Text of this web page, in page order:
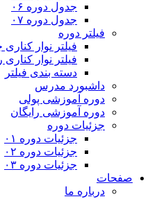
جدول دوره ۰۶
جدول دوره ۰۷
فیلتر دوره
فیلتر نوار کناری چپ
فیلتر نوار کناری راست
دسته بندی فیلتر
داشبورد مدرس
دوره آموزشی پولی
دوره آموزشی رایگان
جزئیات دوره
جزئیات دوره ۰۱
جزئیات دوره ۰۲
جزئیات دوره ۰۳
صفحات
درباره ما